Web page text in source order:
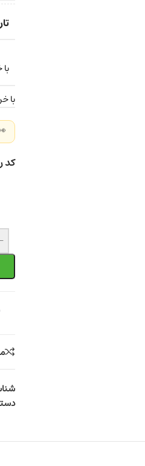
با
👀 500+
کد
-